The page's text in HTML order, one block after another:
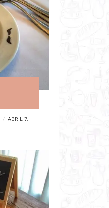
ABRIL 7,